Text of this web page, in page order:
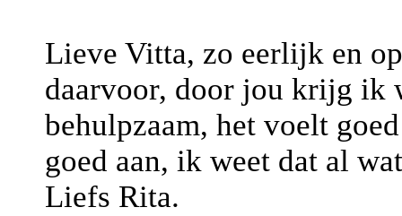
Lieve Vitta, zo eerlijk en
daarvoor, door jou krijg ik
behulpzaam, het voelt
goed aan, ik weet dat al
Liefs Rita.